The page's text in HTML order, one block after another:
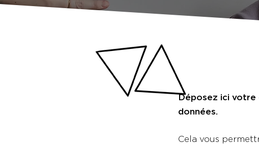
Déposez ici votre
données.
Cela vous